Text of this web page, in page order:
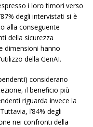
i loro timori verso
degli intervistati si è
alla conseguente
della sicurezza
dimensioni hanno
della GenAI.
considerano
il beneficio più
riguarda invece la
l’84% degli
nei confronti della